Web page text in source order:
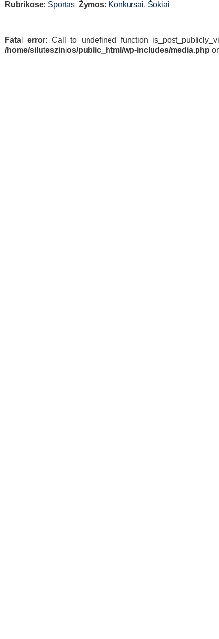
Rubrikose: Sportas Žymos: Konkursai, Šokiai
Fatal error: Call to undefined function
/home/siluteszinios/public_html/wp-includes/media.php